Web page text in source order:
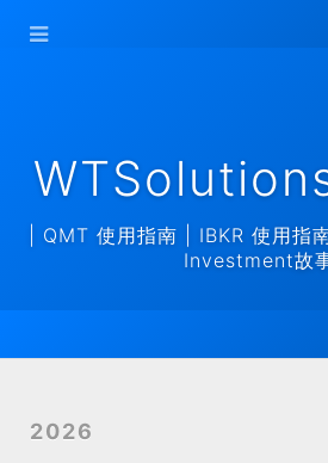
| QMT 使用指南 | IBKR 使用指
Investment故
2026
WTSolutions